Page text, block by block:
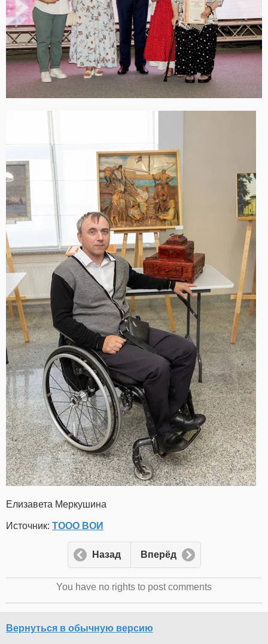
Елизавета Меркушина
Источник: ТООО ВОИ
Назад Вперёд
You have no rights to post comments
Вернуться в обычную версию